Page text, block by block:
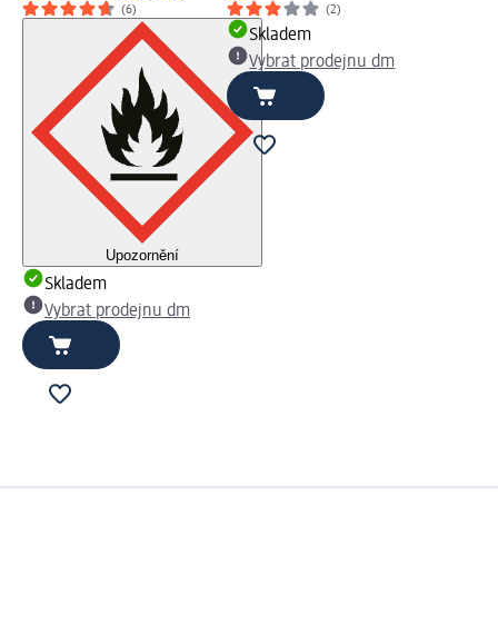
(6)
Upozornění
Skladem
Vybrat prodejnu dm
(2)
Skladem
Vybrat prodejnu dm